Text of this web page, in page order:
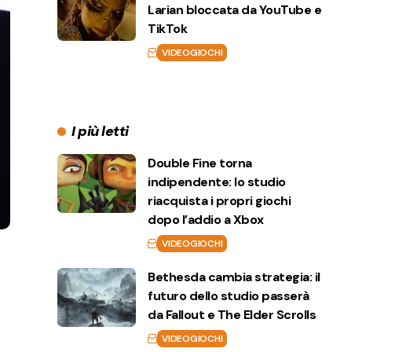
Larian bloccata da YouTube e
TikTok
VIDEOGIOCHI
I più letti
Double Fine torna
indipendente: lo studio
riacquista i propri giochi
dopo l’addio a Xbox
VIDEOGIOCHI
Bethesda cambia strategia: il
futuro dello studio passerà
da Fallout e The Elder Scrolls
VIDEOGIOCHI